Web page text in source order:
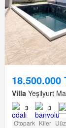
18.500.000
Villa Yeşilyurt
3 3
Otopark Kiler